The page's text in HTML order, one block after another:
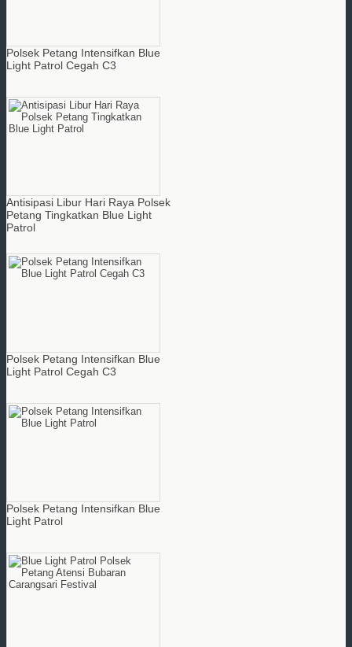
Polsek Petang Intensifkan Blue
Light Patrol Cegah C3
Antisipasi Libur Hari Raya Polsek
Petang Tingkatkan Blue Light
Patrol
Polsek Petang Intensifkan Blue
Light Patrol Cegah C3
Polsek Petang Intensifkan Blue
Light Patrol